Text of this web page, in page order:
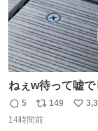
ねぇw待って嘘
ちゃった🤭🌬️
返
信
5
リ
ポ
149
い
14時間前